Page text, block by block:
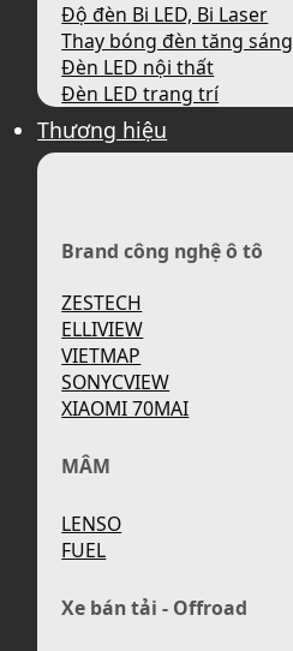
Độ đèn Bi LED, Bi Laser
Thay bóng đèn tăng sáng
Đèn LED nội thất
Đèn LED trang trí
Thương hiệu
Brand công nghệ ô tô
ZESTECH
ELLIVIEW
VIETMAP
SONYCVIEW
XIAOMI 70MAI
MÂM
LENSO
FUEL
Xe bán tải - Offroad